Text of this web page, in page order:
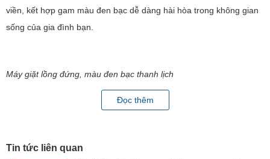
viền, kết hợp gam màu đen bạc dễ dàng hài hòa trong không gian
sống của gia đình bạn.
Đọc thêm
Tin tức liên quan